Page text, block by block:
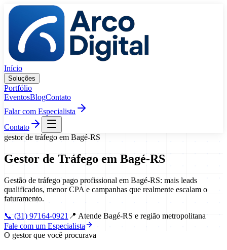
Pular para o conteúdo
Início
Soluções
Portfólio
EventosBlogContato
Falar com Especialista
Contato
gestor de tráfego em Bagé-RS
Gestor de Tráfego em Bagé-RS
Gestão de tráfego pago profissional em Bagé-RS: mais leads
qualificados, menor CPA e campanhas que realmente escalam o
faturamento.
📞 (31) 97164-0921 📍 Atende Bagé-RS e região metropolitana
Fale com um Especialista
O gestor que você procurava